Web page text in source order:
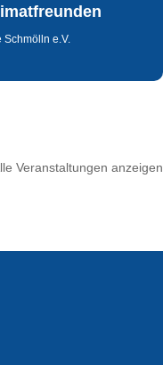
Schmölln e.V.
Veranstaltungen anzeigen